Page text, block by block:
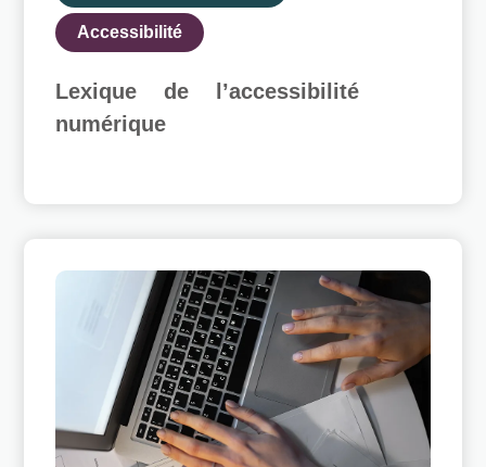
Accessibilité
Lexique de l’accessibilité
numérique